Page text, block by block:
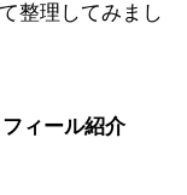
整理してみまし
ィール紹介